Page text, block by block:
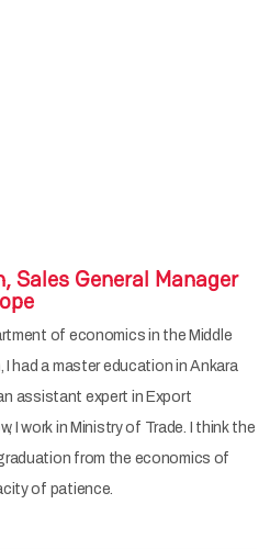
Sales General Manager
of economics in the Middle
had a master education in Ankara
assistant expert in Export
I work in Ministry of Trade. I think the
from the economics of
of patience.